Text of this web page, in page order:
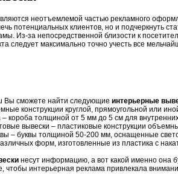
неотъемлемой частью рекламного
потенциальных клиентов, но и подчеркнуть
Из-за непосредственной близости к
следует максимально точно учесть все
Вы сможете найти следующие интерьерные
конструкции круглой, прямоугольной или
– короба толщиной от 5 мм до 5 см для
вывески – пластиковые конструкции
– буквы толщиной 50-200 мм, оснащенные
форм, изготовленные из пластика с
несут информацию, а вот какой именно она
чтобы интерьерная реклама привлекала